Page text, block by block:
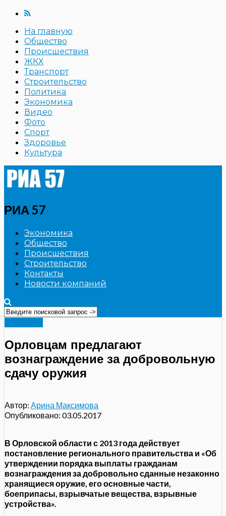
На главную
Общество
Происшествия
ЖКХ
Транспорт
Строительство
Политика
Экономика
Видео
Фото
Спорт
Здоровье
Культура
РИА 57
Экономика
Общество
Происшествия
Строительство
Контакты
Новости компаний
Орловцам предлагают
вознаграждение за добровольную
сдачу оружия
Автор: Арина Максимова
Опубликовано: 03.05.2017
В Орловской области с 2013 года действует
постановление регионального правительства и «Об
утверждении порядка выплаты гражданам
вознаграждения за добровольно сданные незаконно
хранящиеся оружие, его основные части,
боеприпасы, взрывчатые вещества, взрывные
устройства».